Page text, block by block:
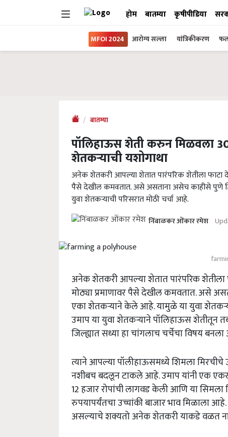
होम बातम्या कृषीपीडिया
MFOI 2024 आरोग्य सल्ला यांत्रिकीकरण
बातम्या
पॉलिहाऊस शेती करुन मिळवला
शेतकऱ्याची यशोगाथा
अनेक शेतकरी आपल्या शेतात पारंपरिक शेतीला फाटा
पैसे देखील कमवतात. असे असताना असेच काहीसे पुणे
युवा शेतकऱ्याची परिसरात मोठी चर्चा आहे.
निंबाळकर ओंकार रमेश
अनेक शेतकरी आपल्या शेतात पारंपरिक
मोठ्या प्रमाणावर पैसे देखील कमवतात. असे
एका शेतकऱ्याने केले आहे. यामुळे या युवा
उमाप या युवा शेतकऱ्याने पॉलिहाऊस शेतीतून
जिल्ह्यात सध्या हा चांगलाच चर्चेचा विषय
त्याने आपल्या पॉलीहाऊसमध्ये शिमला
नशीबच बदलून टाकले आहे. उमाप यांनी एक
12 हजार रोपांची लागवड केली आणि या
रुपयापर्यंतचा उच्चांकी बाजार भाव मिळाला
असल्याचे शक्यतो अनेक शेतकरी याकडे वळत